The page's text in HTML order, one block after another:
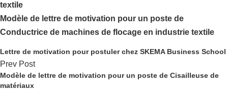
textile
Modèle de lettre de motivation pour un poste de
Conductrice de machines de flocage en industrie textile
Lettre de motivation pour postuler chez SKEMA Business School
Prev Post
Modèle de lettre de motivation pour un poste de Cisailleuse de
matériaux